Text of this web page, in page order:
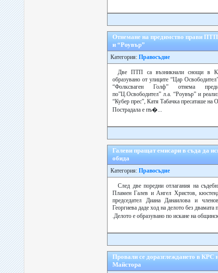
Отнемане на предимство прави
и “Роувър”
Категория: Правосъдие
Две ПТП са възникнали снощи в
образувано от улиците “Цар
“Фолксваген Голф” отнема
по”Ц.Освободител” л.а. “Роувър” и
“Кубер прес”, Катя Табачка пресаташе
Пострадала е пъ�...
Галеви пращат емисари в съда да
обида
Категория: Правосъдие
След две поредни отлагания на
Пламен Галев и Ангел Христов,
председател Диана Данаилова и
Георгиева даде ход на делото без двамата
.Делото е образувано по искане на
Провали се доразглеждането в КРС
Майстора